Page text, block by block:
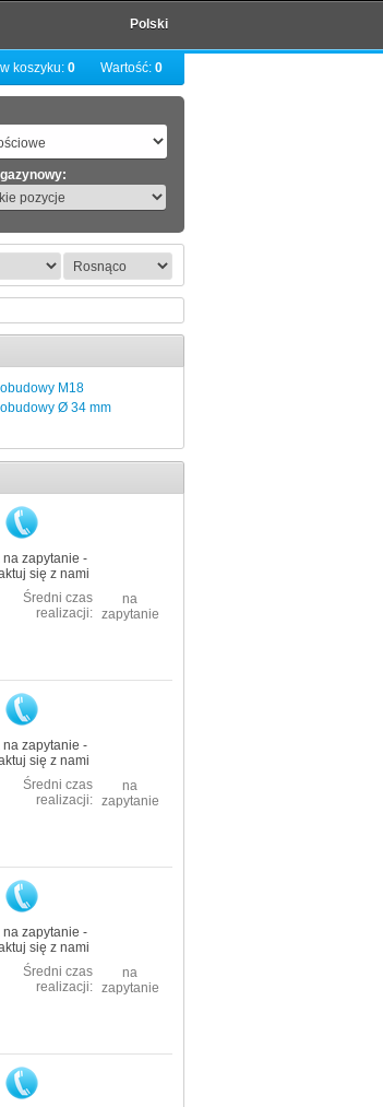
Polski
koszyku: 0 Wartość: 0
obudowy M18
obudowy Ø 34 mm
na zapytanie -
się z nami
na
zapytanie
Średni czas
realizacji:
na zapytanie -
się z nami
na
zapytanie
Średni czas
realizacji:
na zapytanie -
się z nami
na
zapytanie
Średni czas
realizacji: